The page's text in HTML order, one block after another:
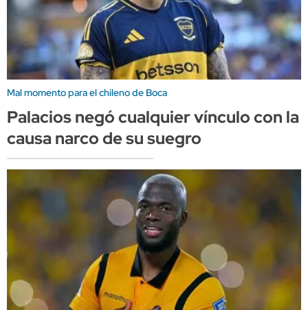
Mal momento para el chileno de Boca
Palacios negó cualquier vínculo con la
causa narco de su suegro